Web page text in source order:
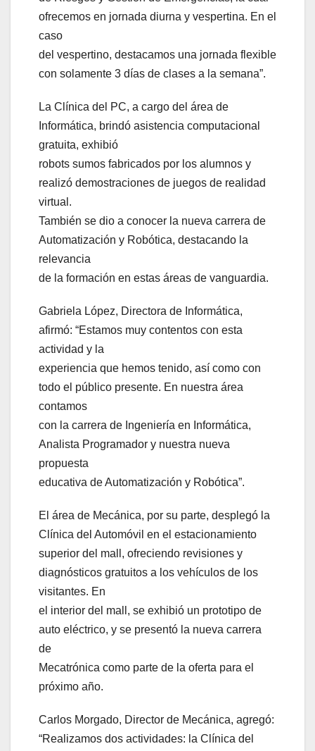
ofrecemos en jornada diurna y vespertina. En el
caso
del vespertino, destacamos una jornada flexible
con solamente 3 días de clases a la semana”.
La Clínica del PC, a cargo del área de
Informática, brindó asistencia computacional
gratuita, exhibió
robots sumos fabricados por los alumnos y
realizó demostraciones de juegos de realidad
virtual.
También se dio a conocer la nueva carrera de
Automatización y Robótica, destacando la
relevancia
de la formación en estas áreas de vanguardia.
Gabriela López, Directora de Informática,
afirmó: “Estamos muy contentos con esta
actividad y la
experiencia que hemos tenido, así como con
todo el público presente. En nuestra área
contamos
con la carrera de Ingeniería en Informática,
Analista Programador y nuestra nueva
propuesta
educativa de Automatización y Robótica”.
El área de Mecánica, por su parte, desplegó la
Clínica del Automóvil en el estacionamiento
superior del mall, ofreciendo revisiones y
diagnósticos gratuitos a los vehículos de los
visitantes. En
el interior del mall, se exhibió un prototipo de
auto eléctrico, y se presentó la nueva carrera
de
Mecatrónica como parte de la oferta para el
próximo año.
Carlos Morgado, Director de Mecánica, agregó:
“Realizamos dos actividades: la Clínica del